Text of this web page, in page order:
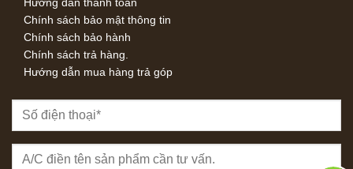
Chính sách bảo mật thông tin
Chính sách bảo hành
Chính sách trả hàng.
Hướng dẫn mua hàng trả góp